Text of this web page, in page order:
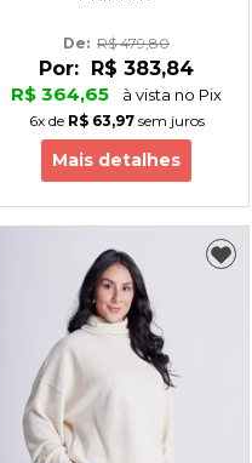
De: R$ 479,80
Por:
R$ 383,84
R$ 364,65
à vista no Pix
6xde R$ 63,97sem juros
Mais detalhes